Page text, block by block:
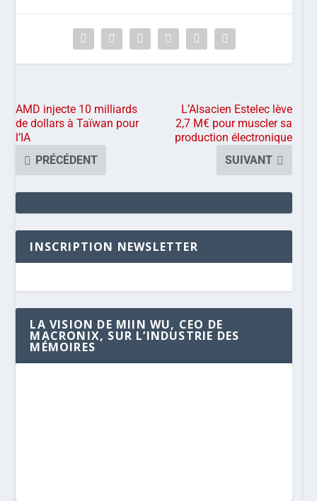
AMD injecte 10 milliards
de dollars à Taïwan pour
l’IA
PRÉCÉDENT
L’Alsacien Estelec lève
2,7 M€ pour muscler sa
production électronique
SUIVANT
INSCRIPTION NEWSLETTER
LA VISION DE MIIN WU, CEO DE
MACRONIX, SUR L’INDUSTRIE DES
MÉMOIRES